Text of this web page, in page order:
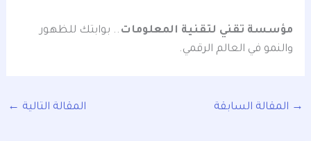
مؤسسة تقني لتقنية المعلومات .. بوابتك للظهور
والنمو في العالم الرقمي.
→ المقالة السابقة المقالة التالية ←